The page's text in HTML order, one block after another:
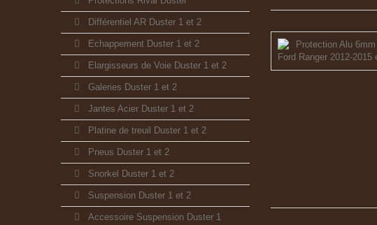
Différentiel AR Duster 1 et 2
Echappement Duster 1 et 2
Elargisseurs de Voie Duster 1 et 2
Galeries Duster 1 et 2
Jantes Acier Duster 1 et 2
Platine de treuil Duster 1 et 2
Pneus Duster 1 et 2
Snorkel Duster 1 et 2
Suspension Duster 1 et 2
Accessoire Suspension Duster 1